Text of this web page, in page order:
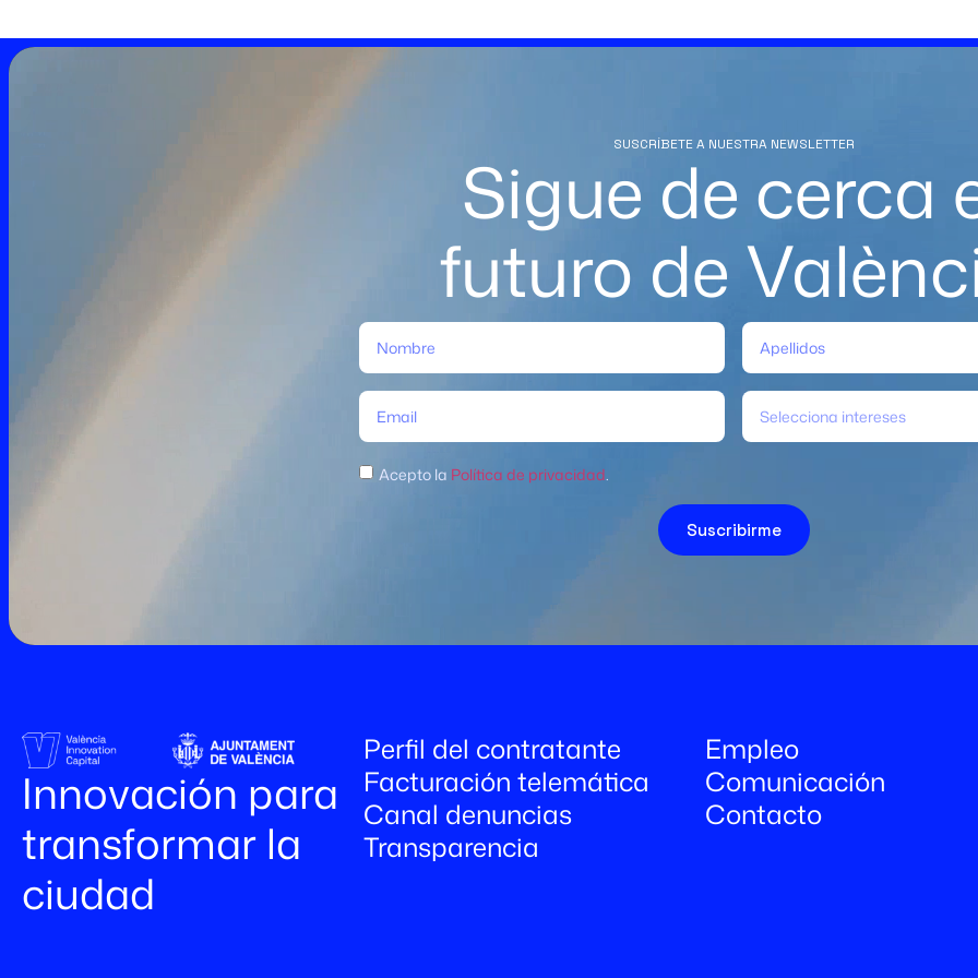
SUSCRÍBETE A NUESTRA NEWSLETTER
Sigue de cerca
futuro de
Selecciona intereses
Acepto la Política de privacidad
Suscribirme
Innovación para
transformar la
ciudad
Perfil del contratante
Facturación telemática
Canal denuncias
Transparencia
Empleo
Comunicación
Contacto